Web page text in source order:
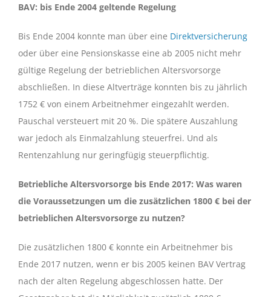
BAV: bis Ende 2004 geltende Regelung
Bis Ende 2004 konnte man über eine Direktversicherung
oder über eine Pensionskasse eine ab 2005 nicht mehr
gültige Regelung der betrieblichen Altersvorsorge
abschließen. In diese Altverträge konnten bis zu jährlich
1752 € von einem Arbeitnehmer eingezahlt werden.
Pauschal versteuert mit 20 %. Die spätere Auszahlung
war jedoch als Einmalzahlung steuerfrei. Und als
Rentenzahlung nur geringfügig steuerpflichtig.
Betriebliche Altersvorsorge bis Ende 2017: Was waren
die Voraussetzungen um die zusätzlichen 1800 € bei der
betrieblichen Altersvorsorge zu nutzen?
Die zusätzlichen 1800 € konnte ein Arbeitnehmer bis
Ende 2017 nutzen, wenn er bis 2005 keinen BAV Vertrag
nach der alten Regelung abgeschlossen hatte. Der